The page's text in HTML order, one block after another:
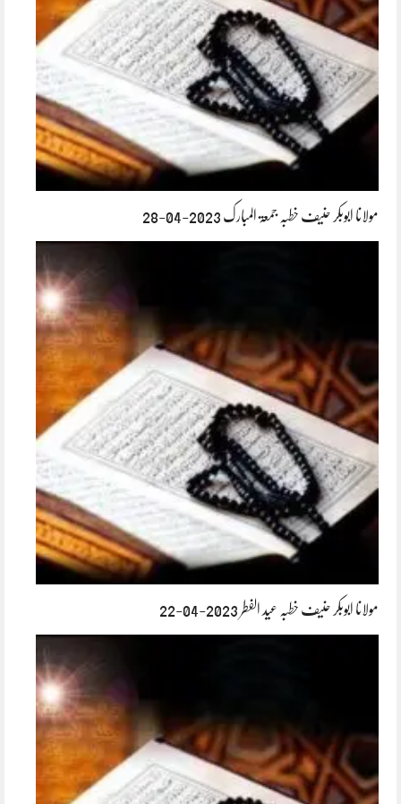
مولانا ابوبکر حنیف خطبہ جمعۃ المبارک 2023-04-28
مولانا ابوبکر حنیف خطبہ عید الفطر 2023-04-22